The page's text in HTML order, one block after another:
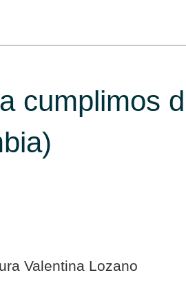
cumplimos
Valentina Lozano